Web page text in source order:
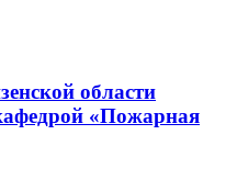
области
«Пожарная